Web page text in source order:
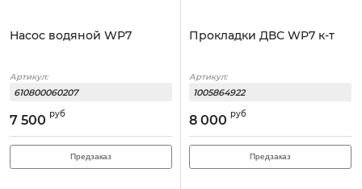
Насос водяной WP7
Артикул:
610800060207
7 500 руб
Предзаказ
Прокладки ДВС WP7 к-т
Артикул:
1005864922
8 000 руб
Предзаказ